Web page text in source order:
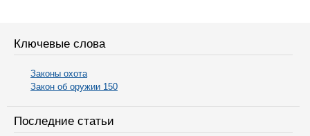
Ключевые слова
Законы охота
Закон об оружии 150
Последние статьи